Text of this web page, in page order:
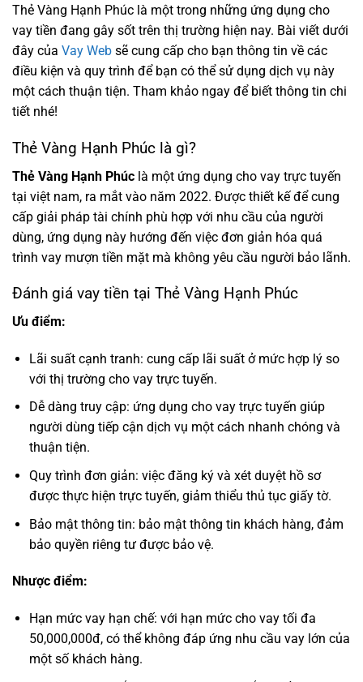
Thẻ Vàng Hạnh Phúc là một trong những ứng dụng cho
vay tiền đang gây sốt trên thị trường hiện nay. Bài viết dưới
đây của Vay Web sẽ cung cấp cho bạn thông tin về các
điều kiện và quy trình để bạn có thể sử dụng dịch vụ này
một cách thuận tiện. Tham khảo ngay để biết thông tin chi
tiết nhé!
Thẻ Vàng Hạnh Phúc là gì?
Thẻ Vàng Hạnh Phúc là một ứng dụng cho vay trực tuyến
tại việt nam, ra mắt vào năm 2022. Được thiết kế để cung
cấp giải pháp tài chính phù hợp với nhu cầu của người
dùng, ứng dụng này hướng đến việc đơn giản hóa quá
trình vay mượn tiền mặt mà không yêu cầu người bảo lãnh.
Đánh giá vay tiền tại Thẻ Vàng Hạnh Phúc
Ưu điểm:
Lãi suất cạnh tranh: cung cấp lãi suất ở mức hợp lý so
với thị trường cho vay trực tuyến.
Dễ dàng truy cập: ứng dụng cho vay trực tuyến giúp
người dùng tiếp cận dịch vụ một cách nhanh chóng và
thuận tiện.
Quy trình đơn giản: việc đăng ký và xét duyệt hồ sơ
được thực hiện trực tuyến, giảm thiểu thủ tục giấy tờ.
Bảo mật thông tin: bảo mật thông tin khách hàng, đảm
bảo quyền riêng tư được bảo vệ.
Nhược điểm:
Hạn mức vay hạn chế: với hạn mức cho vay tối đa
50,000,000đ, có thể không đáp ứng nhu cầu vay lớn của
một số khách hàng.